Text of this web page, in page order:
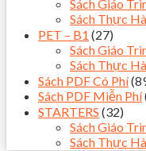
Sách Giáo
Sách Thực
PET – B1 (27)
Sách Giáo
Sách Thực
Sách PDF Có Phí
Sách PDF Miễn Phí
STARTERS (32)
Sách Giáo
Sách Thực